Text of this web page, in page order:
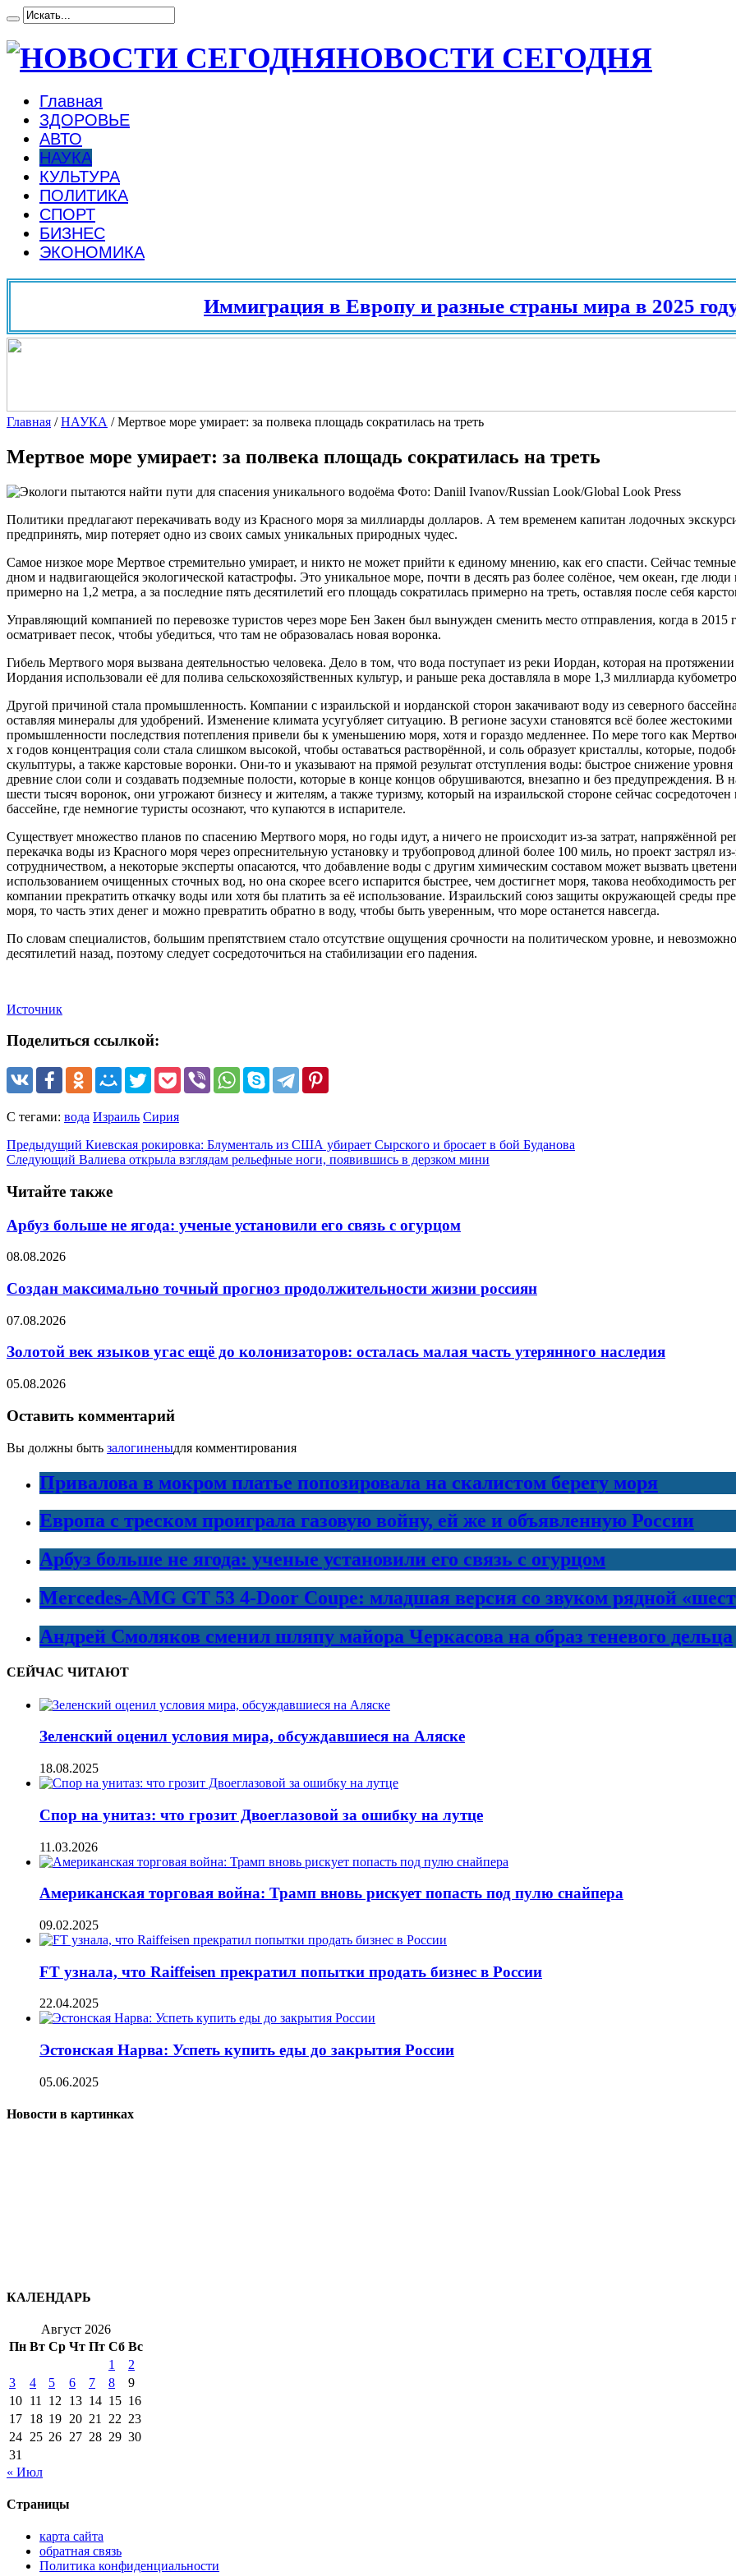
НОВОСТИ СЕГОДНЯ
Главная
ЗДОРОВЬЕ
АВТО
НАУКА
КУЛЬТУРА
ПОЛИТИКА
СПОРТ
БИЗНЕС
ЭКОНОМИКА
Иммиграция в Европу и разные страны мира в 2025 году
Главная /НАУКА /Мертвое море умирает: за полвека площадь сократилась на треть
Мертвое море умирает: за полвека площадь сократилась на треть
Фото: Daniil Ivanov/Russian Look/Global Look Press
Политики предлагают перекачивать воду из Красного моря за миллиарды долларов. А тем временем капитан лодочных
предпринять, мир потеряет одно из своих самых уникальных природных чудес.
Самое низкое море Мертвое стремительно умирает, и никто не может прийти к единому мнению, как его спасти. Сейчас
дном и надвигающейся экологической катастрофы. Это уникальное море, почти в десять раз более солёное, чем океан, где
примерно на 1,2 метра, а за последние пять десятилетий его площадь сократилась примерно на треть, оставляя после себя
Управляющий компанией по перевозке туристов через море Бен Закен был вынужден сменить место отправления, когда в 2015
осматривает песок, чтобы убедиться, что там не образовалась новая воронка.
Гибель Мертвого моря вызвана деятельностью человека. Дело в том, что вода поступает из реки Иордан, которая на
Иордания использовали её для полива сельскохозяйственных культур, и раньше река доставляла в море 1,3 миллиарда
Другой причиной стала промышленность. Компании с израильской и иорданской сторон закачивают воду из северного
оставляя минералы для удобрений. Изменение климата усугубляет ситуацию. В регионе засухи становятся всё более
промышленности последствия потепления привели бы к уменьшению моря, хотя и гораздо медленнее. По мере того как
х годов концентрация соли стала слишком высокой, чтобы оставаться растворённой, и соль образует кристаллы, которые,
скульптуры, а также карстовые воронки. Они-то и указывают на прямой результат отступления воды: быстрое снижение уровня
древние слои соли и создавать подземные полости, которые в конце концов обрушиваются, внезапно и без предупреждения. В
шести тысяч воронок, они угрожают бизнесу и жителям, а также туризму, который на израильской стороне сейчас
бассейне, где немногие туристы осознают, что купаются в испарителе.
Существует множество планов по спасению Мертвого моря, но годы идут, а ничего не происходит из-за затрат, напряжённой
перекачка воды из Красного моря через опреснительную установку и трубопровод длиной более 100 миль, но проект застрял
сотрудничеством, а некоторые эксперты опасаются, что добавление воды с другим химическим составом может вызвать
использованием очищенных сточных вод, но она скорее всего испарится быстрее, чем достигнет моря, такова необходимость
компании прекратить откачку воды или хотя бы платить за её использование. Израильский союз защиты окружающей среды
моря, то часть этих денег и можно превратить обратно в воду, чтобы быть уверенным, что море останется навсегда.
По словам специалистов, большим препятствием стало отсутствие ощущения срочности на политическом уровне, и
десятилетий назад, поэтому следует сосредоточиться на стабилизации его падения.
Источник
Поделиться ссылкой:
С тегами: вода Израиль Сирия
Предыдущий Киевская рокировка: Блументаль из США убирает Сырского и бросает в бой Буданова
Следующий Валиева открыла взглядам рельефные ноги, появившись в дерзком мини
Читайте также
Арбуз больше не ягода: ученые установили его связь с огурцом
08.08.2026
Создан максимально точный прогноз продолжительности жизни россиян
07.08.2026
Золотой век языков угас ещё до колонизаторов: осталась малая часть утерянного наследия
05.08.2026
Оставить комментарий
Вы должны быть залогиненыдля комментирования
Привалова в мокром платье попозировала на скалистом берегу моря
Европа с треском проиграла газовую войну, ей же и объявленную России
Арбуз больше не ягода: ученые установили его связь с огурцом
Mercedes-AMG GT 53 4-Door Coupe: младшая версия со звуком рядной
Андрей Смоляков сменил шляпу майора Черкасова на образ теневого дельца
СЕЙЧАС ЧИТАЮТ
Зеленский оценил условия мира, обсуждавшиеся на Аляске
18.08.2025
Спор на унитаз: что грозит Двоеглазовой за ошибку на лутце
11.03.2026
Американская торговая война: Трамп вновь рискует попасть под пулю снайпера
09.02.2025
FT узнала, что Raiffeisen прекратил попытки продать бизнес в России
22.04.2025
Эстонская Нарва: Успеть купить еды до закрытия России
05.06.2025
Новости в картинках
КАЛЕНДАРЬ
Август 2026
Пн Вт Ср Чт Пт Сб Вс
1
2
3
4 5 6 7 8
9
10 11 12 13 14 15 16
17 18 19 20 21 22 23
24 25 26 27 28 29 30
31
« Июл
Страницы
карта сайта
обратная связь
Политика конфиденциальности